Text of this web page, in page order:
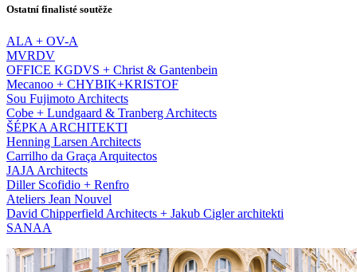
Ostatní finalisté soutěže
ALA + OV-A
MVRDV
OFFICE KGDVS + Christ & Gantenbein
Mecanoo + CHYBIK+KRISTOF
Sou Fujimoto Architects
Cobe + Lundgaard & Tranberg Architects
ŠÉPKA ARCHITEKTI
Henning Larsen Architects
Carrilho da Graça Arquitectos
JAJA Architects
Diller Scofidio + Renfro
Ateliers Jean Nouvel
David Chipperfield Architects + Jakub Cigler architekti
SANAA